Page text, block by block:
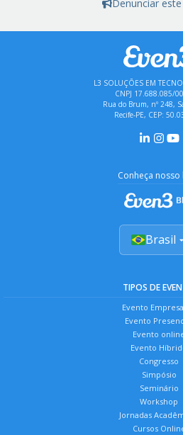
Denunciar
L3 SOLUÇÕES EM
CNPJ 17.688.085/
Rua do Brum, nº 248,
Recife-PE, CEP:
Conheça
Brasil
TIPOS DE
Evento
Evento
Evento
Evento
Congresso
Simpósio
Seminário
Workshop
Jornadas
Cursos